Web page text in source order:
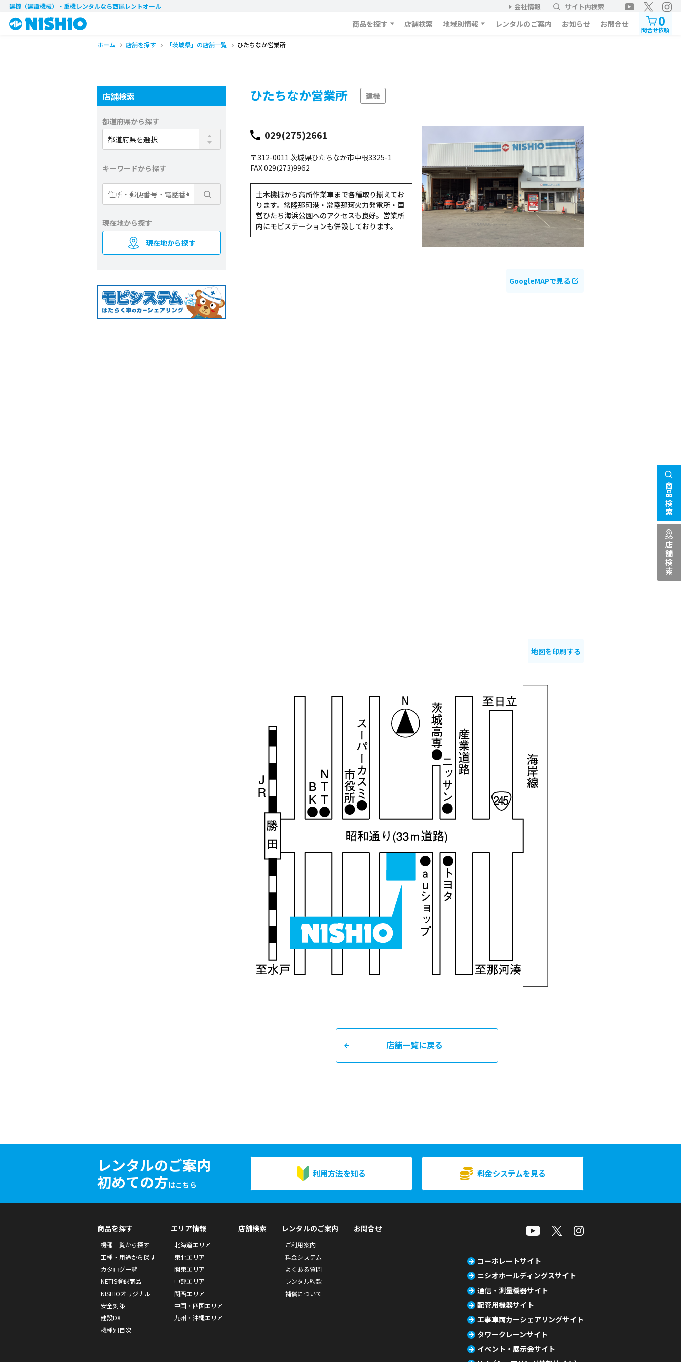
建機（建設機械）・重機レンタルなら西尾レントオール 会社情報 サイト内検索
商品を探す 店舗検索 地域別情報 レンタルのご案内 お知らせ お問合せ 0
問合せ依頼
ホーム 店舗を探す 「茨城県」の店舗一覧 ひたちなか営業所
ひたちなか営業所 建機
029(275)2661
〒312-0011 茨城県ひたちなか市中根3325-1
FAX 029(273)9962
土木機械から高所作業車まで各種取り揃えてお
ります。常陸那珂港・常陸那珂火力発電所・国
営ひたち海浜公園へのアクセスも良好。営業所
内にモビステーションも併設しております。
GoogleMAPで見る
地図を印刷する
店舗一覧に戻る
店舗検索
都道府県から探す
キーワードから探す
現在地から探す
現在地から探す
レンタルのご案内
初めての方はこちら
利用方法を知る 料金システムを見る
商品検索
店舗検索
商品を探す
機種一覧から探す
工種・用途から探す
カタログ一覧
NETIS登録商品
NISHIOオリジナル
安全対策
建設DX
機種別目次
エリア情報
北海道エリア
東北エリア
関東エリア
中部エリア
関西エリア
中国・四国エリア
九州・沖縄エリア
店舗検索 レンタルのご案内
ご利用案内
料金システム
よくある質問
レンタル約款
補償について
お問合せ
コーポレートサイト
ニシオホールディングスサイト
通信・測量機器サイト
配管用機器サイト
工事車両カーシェアリングサイト
タワークレーンサイト
イベント・展示会サイト